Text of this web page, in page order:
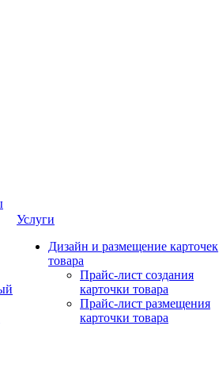
Услуги
Дизайн и размещение карточек
товара
Прайс-лист создания
карточки товара
Прайс-лист размещения
карточки товара